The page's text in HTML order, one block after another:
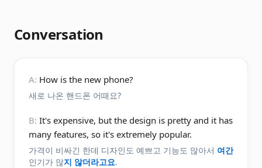
Conversation
A: How is the new phone?
새로 나온 핸드폰 어때요?
B: It's expensive, but the design is pretty and it has
many features, so it's extremely popular.
가격이 비싸긴 한데 디자인도 예쁘고 기능도 많아서 여간
인기가 많지 않더라고요.